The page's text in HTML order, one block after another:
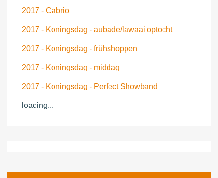
2017 - Cabrio
2017 - Koningsdag - aubade/lawaai optocht
2017 - Koningsdag - frühshoppen
2017 - Koningsdag - middag
2017 - Koningsdag - Perfect Showband
loading...